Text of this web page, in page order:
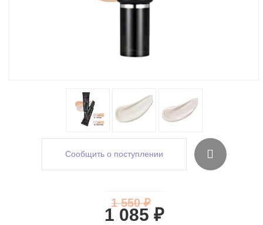
Сообщить о поступлении
1 085 ₽
1 550 ₽